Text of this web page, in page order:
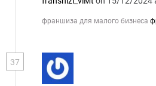
франшиза для малого бизнеса
37